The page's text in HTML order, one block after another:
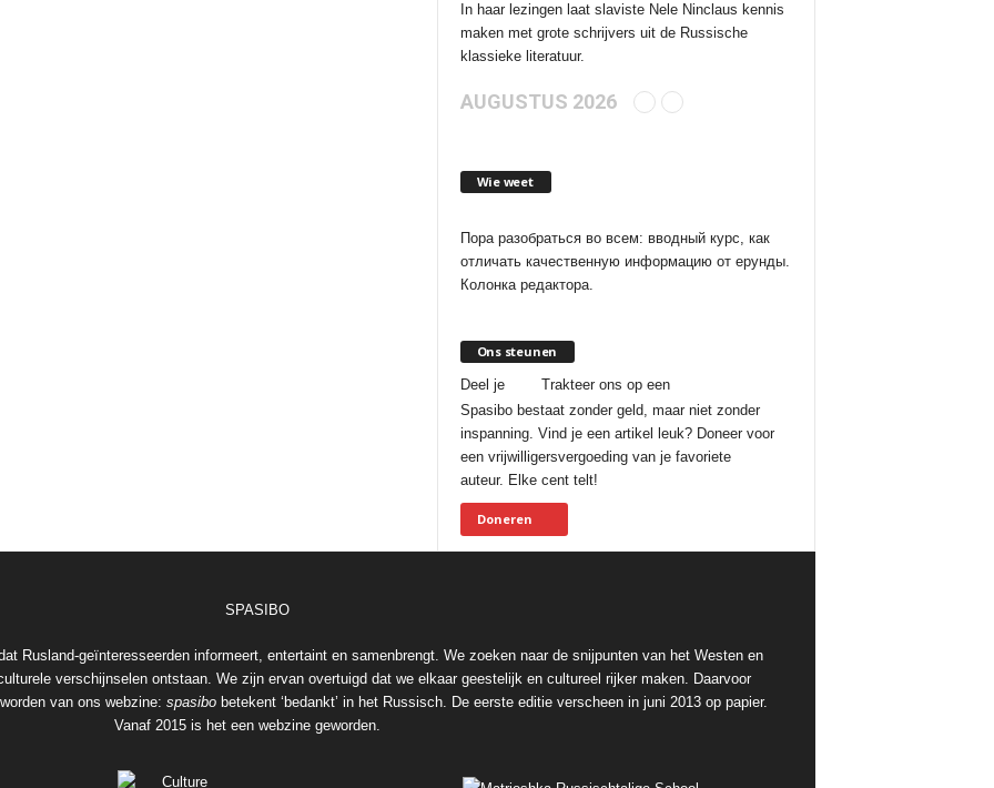
In haar lezingen laat slaviste Nele Ninclaus kennis
maken met grote schrijvers uit de Russische
klassieke literatuur.
AUGUSTUS 2026
Wie weet
Пора разобраться во всем: вводный курс, как
отличать качественную информацию от ерунды.
Колонка редактора.
Ons steunen
Deel je
Trakteer ons op een
Spasibo bestaat zonder geld, maar niet zonder
inspanning. Vind je een artikel leuk? Doneer voor
een vrijwilligersvergoeding van je favoriete
auteur. Elke cent telt!
Doneren
Rusland-geïnteresseerden informeert, entertaint en samenbrengt. We zoeken naar de snijpunten van het Westen en
verschijnselen ontstaan. We zijn ervan overtuigd dat we elkaar geestelijk en cultureel rijker maken. Daarvoor
van ons webzine: spasibobetekent ‘bedankt’ in het Russisch. De eerste editie verscheen in juni 2013 op papier.
Vanaf 2015 is het een webzine geworden.